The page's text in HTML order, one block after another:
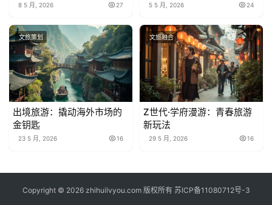
8 5 月, 2026 27 5 5 月, 2026 24
文旅策划
出境旅游：撬动海外市场的
金钥匙
23 5 月, 2026 16
文旅融合
Z世代·学府漫游：青春旅游
新玩法
29 5 月, 2026 16
Copyright © 2026 zhihuilvyou.com 版权所有 苏ICP备11080712号-3